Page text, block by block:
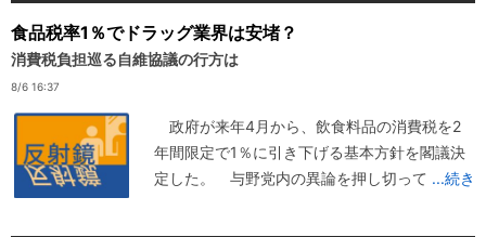
食品税率1％でドラッグ業界は安堵？
消費税負担巡る自維協議の行方は
8/6 16:37
政府が来年4月から、飲食料品の消費税を2
年間限定で1％に引き下げる基本方針を閣議決
定した。 与野党内の異論を押し切って ...続き